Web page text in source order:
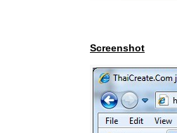
Screenshot